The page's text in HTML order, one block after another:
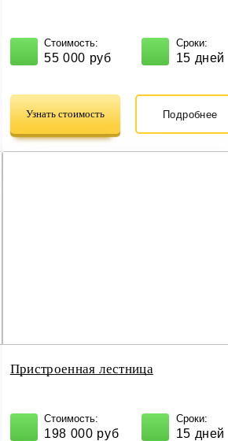
Стоимость:
55 000 руб
Сроки:
15 дней
Узнать стоимость Подробнее
Пристроенная лестница
Стоимость:
198 000 руб
Сроки:
15 дней